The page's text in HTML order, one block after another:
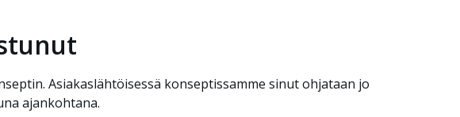
Asiakaslähtöisessä konseptissamme sinut ohjataan jo
ajankohtana.